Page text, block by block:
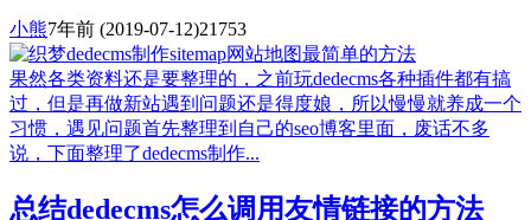
小熊7年前 (2019-07-12)21753
果然各类资料还是要整理的，之前玩dedecms各种插件都有搞
过，但是再做新站遇到问题还是得度娘，所以慢慢就养成一个
习惯，遇见问题首先整理到自己的seo博客里面，废话不多
说，下面整理了dedecms制作...
总结dedecms怎么调用友情链接的方法